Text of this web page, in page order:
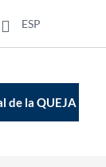
ESP
de la QUEJA